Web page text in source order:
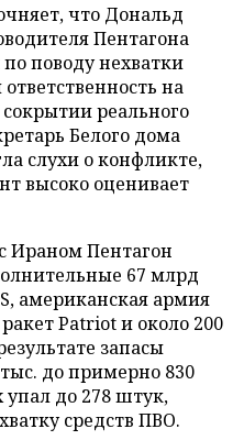
что Дональд
Пентагона
поводу нехватки
на
реального
Белого дома
слухи о конфликте,
высоко оценивает
Ираном Пентагон
67 млрд
американская армия
Patriot и около 200
запасы
до примерно 830
упал до 278 штук,
средств ПВО.